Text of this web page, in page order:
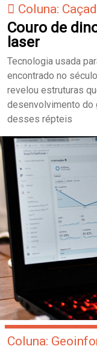
Coluna:
Couro de
laser
Tecnologia usada
encontrado no
revelou estruturas
desenvolvimento do
desses répteis
Coluna: